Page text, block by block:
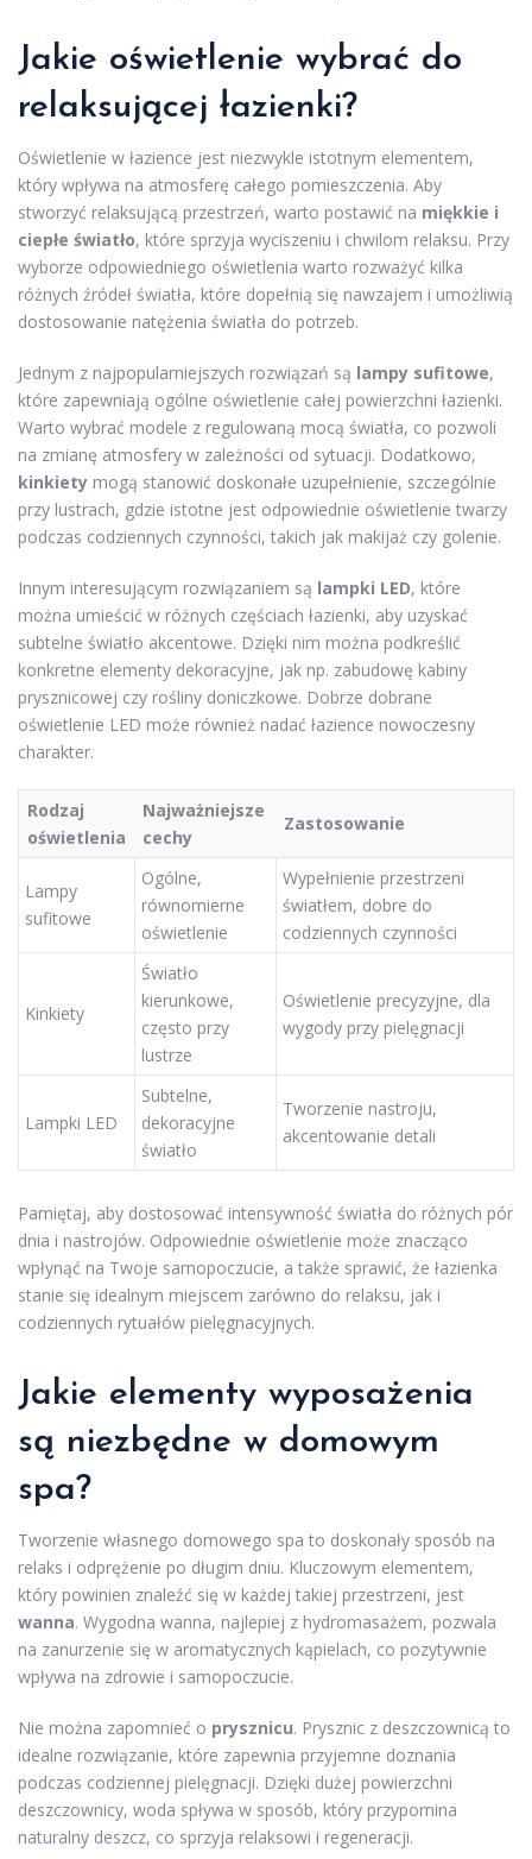
Jakie oświetlenie wybrać do
relaksującej łazienki?
Oświetlenie w łazience jest niezwykle istotnym elementem,
który wpływa na atmosferę całego pomieszczenia. Aby
stworzyć relaksującą przestrzeń, warto postawić na miękkie i
ciepłe światło, które sprzyja wyciszeniu i chwilom relaksu. Przy
wyborze odpowiedniego oświetlenia warto rozważyć kilka
różnych źródeł światła, które dopełnią się nawzajem i umożliwią
dostosowanie natężenia światła do potrzeb.
Jednym z najpopularniejszych rozwiązań są lampy sufitowe,
które zapewniają ogólne oświetlenie całej powierzchni łazienki.
Warto wybrać modele z regulowaną mocą światła, co pozwoli
na zmianę atmosfery w zależności od sytuacji. Dodatkowo,
kinkiety mogą stanowić doskonałe uzupełnienie, szczególnie
przy lustrach, gdzie istotne jest odpowiednie oświetlenie twarzy
podczas codziennych czynności, takich jak makijaż czy golenie.
Innym interesującym rozwiązaniem są lampki LED, które
można umieścić w różnych częściach łazienki, aby uzyskać
subtelne światło akcentowe. Dzięki nim można podkreślić
konkretne elementy dekoracyjne, jak np. zabudowę kabiny
prysznicowej czy rośliny doniczkowe. Dobrze dobrane
oświetlenie LED może również nadać łazience nowoczesny
charakter.
Rodzaj
oświetlenia
Najważniejsze
cechy
Zastosowanie
Lampy
sufitowe
Ogólne,
równomierne
oświetlenie
Wypełnienie przestrzeni
światłem, dobre do
codziennych czynności
Kinkiety
Światło
kierunkowe,
często przy
lustrze
Oświetlenie precyzyjne, dla
wygody przy pielęgnacji
Lampki LED
Subtelne,
dekoracyjne
światło
Tworzenie nastroju,
akcentowanie detali
Pamiętaj, aby dostosować intensywność światła do różnych pór
dnia i nastrojów. Odpowiednie oświetlenie może znacząco
wpłynąć na Twoje samopoczucie, a także sprawić, że łazienka
stanie się idealnym miejscem zarówno do relaksu, jak i
codziennych rytuałów pielęgnacyjnych.
Jakie elementy wyposażenia
są niezbędne w domowym
spa?
Tworzenie własnego domowego spa to doskonały sposób na
relaks i odprężenie po długim dniu. Kluczowym elementem,
który powinien znaleźć się w każdej takiej przestrzeni, jest
wanna. Wygodna wanna, najlepiej z hydromasażem, pozwala
na zanurzenie się w aromatycznych kąpielach, co pozytywnie
wpływa na zdrowie i samopoczucie.
Nie można zapomnieć o prysznicu. Prysznic z deszczownicą to
idealne rozwiązanie, które zapewnia przyjemne doznania
podczas codziennej pielęgnacji. Dzięki dużej powierzchni
deszczownicy, woda spływa w sposób, który przypomina
naturalny deszcz, co sprzyja relaksowi i regeneracji.